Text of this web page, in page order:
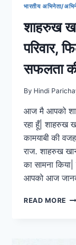
भारतीय अभिनेता/
शाहरुख
परिवार,
सफलता
By Hindi
आज मै आपको
रहा हूँ| शाहरुख
कामयाबी की
राज. शाहरुख
का सामना
आपको आज
READ MORE